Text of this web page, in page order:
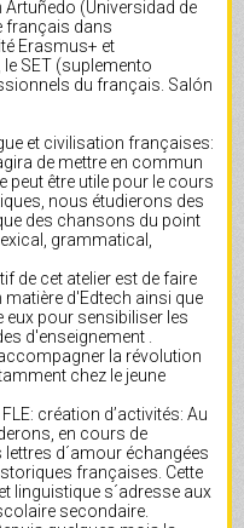
Artuñedo (Universidad de
français dans
Erasmus+ et
SET (suplemento
du français. Salón
et civilisation françaises:
de mettre en commun
être utile pour le cours
nous étudierons des
des chansons du point
grammatical,
de cet atelier est de faire
matière d'Edtech ainsi que
eux pour sensibiliser les
d'enseignement .
la révolution
chez le jeune
création d’activités: Au
en cours de
lettres d´amour échangées
françaises. Cette
linguistique s´adresse aux
secondaire.